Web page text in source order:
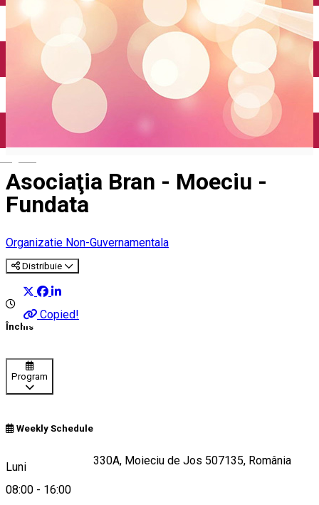
Asociaţia Bran - Moeciu -
Fundata
Organizatie Non-Guvernamentala
Distribuie
Copied!
Închis
Program
Weekly Schedule
Luni
08:00 - 16:00
Strada Principală 330A, Moieciu de Jos 507135, România